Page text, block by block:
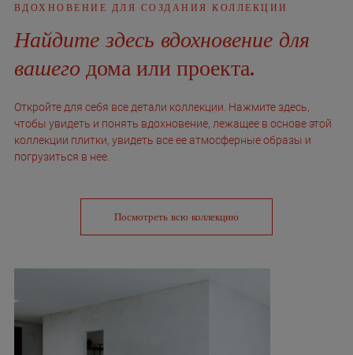
ВДОХНОВЕНИЕ ДЛЯ СОЗДАНИЯ КОЛЛЕКЦИИ
Найдите здесь вдохновение для
вашего дома или проекта.
Откройте для себя все детали коллекции. Нажмите здесь,
чтобы увидеть и понять вдохновение, лежащее в основе этой
коллекции плитки, увидеть все ее атмосферные образы и
погрузиться в нее.
Посмотреть всю коллекцию